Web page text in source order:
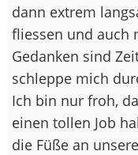
dann extrem
fliessen und auch
Gedanken sind
schleppe mich
Ich bin nur froh,
einen tollen Job
die Füße an